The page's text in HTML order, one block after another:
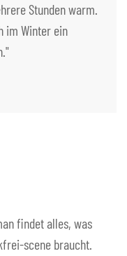
Stunden warm.
im Winter ein
findet alles, was
scene braucht.